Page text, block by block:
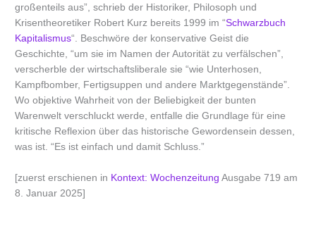
großenteils aus”, schrieb der Historiker, Philosoph und
Krisentheoretiker Robert Kurz bereits 1999 im “Schwarzbuch
Kapitalismus“. Beschwöre der konservative Geist die
Geschichte, “um sie im Namen der Autorität zu verfälschen”,
verscherble der wirtschaftsliberale sie “wie Unterhosen,
Kampfbomber, Fertigsuppen und andere Marktgegenstände”.
Wo objektive Wahrheit von der Beliebigkeit der bunten
Warenwelt verschluckt werde, entfalle die Grundlage für eine
kritische Reflexion über das historische Gewordensein dessen,
was ist. “Es ist einfach und damit Schluss.”
[zuerst erschienen in Kontext: Wochenzeitung Ausgabe 719 am
8. Januar 2025]